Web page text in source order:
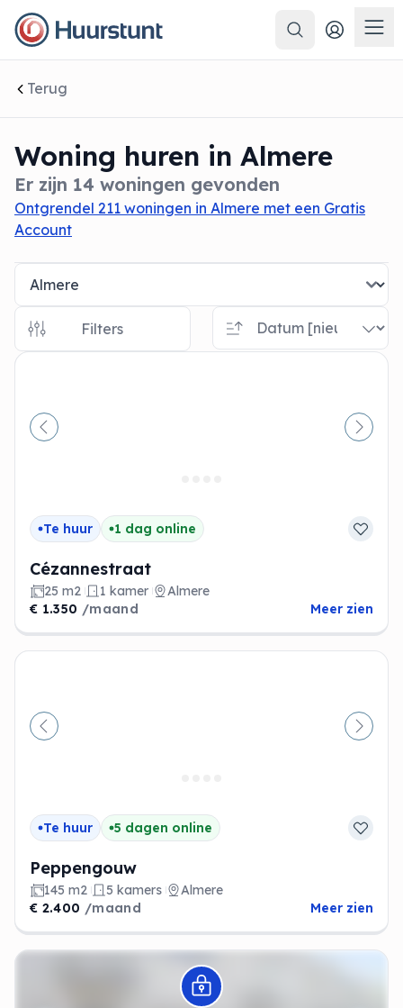
Zoeken
Terug
Woning huren in Almere
Er zijn 14 woningen gevonden
Ontgrendel 211 woningen in Almere met een Gratis
Account
sluiten
Filters
Vorige
Te huur 1 dag online
Cézannestraat
25 m2 1 kamer
Almere
€ 1.350 /maand Meer zien
Vorige
Te huur 5 dagen online
Peppengouw
145 m2 5 kamers
Almere
€ 2.400 /maand Meer zien
Modal openen